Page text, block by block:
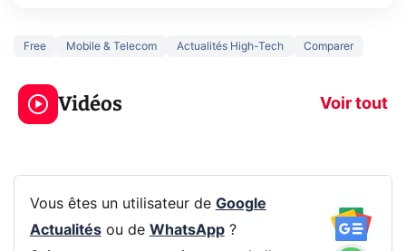
Free Mobile & Telecom Actualités High-Tech Comparer
Vidéos Voir tout
319€ ? Voici L'AOC
CQ32G4ZA !
5
prochaine
Vous êtes un utilisateur de Google
Actualitésou de WhatsApp?